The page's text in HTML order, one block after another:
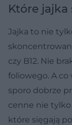
Które jajka
Jajka to nie
czy B12. Nie
foliowego. A
sporo dobrze
cenne nie tylko
które sięgają